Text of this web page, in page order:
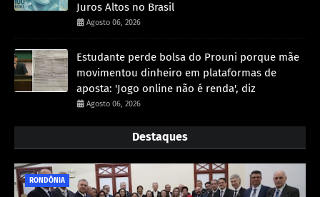
Juros Altos no Brasil
Agosto 06, 2026
Estudante perde bolsa do Prouni porque mãe
movimentou dinheiro em plataformas de
aposta: 'Jogo online não é renda', diz
Agosto 06, 2026
Destaques
RONDÔNIA